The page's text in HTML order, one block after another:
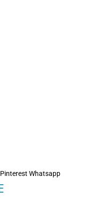
Pinterest Whatsapp